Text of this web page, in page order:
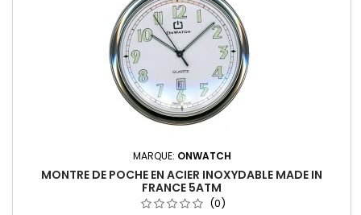
MARQUE: ONWATCH
MONTRE DE POCHE EN ACIER INOXYDABLE MADE IN
FRANCE 5ATM
(0)